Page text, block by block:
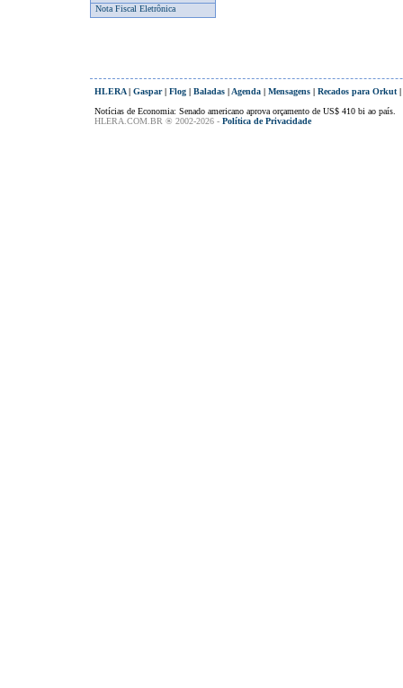
Nota Fiscal Eletrônica
HLERA| Gaspar| Flog | Baladas | Agenda | Mensagens | Recados para Orkut |
Notícias de Economia: Senado americano aprova orçamento de US$ 410 bi ao país.
HLERA.COM.BR ® 2002-2026 - Política de Privacidade